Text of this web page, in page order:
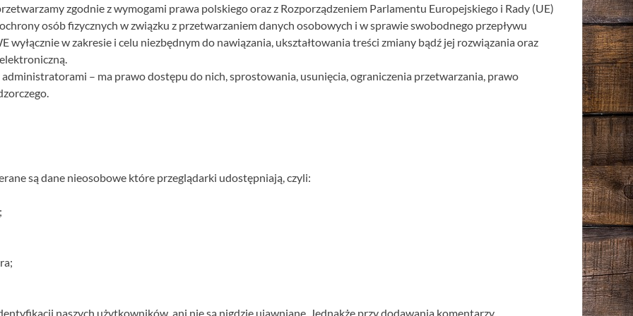
zgodnie z wymogami prawa polskiego oraz z Rozporządzeniem Parlamentu Europejskiego i Rady (UE)
osób fizycznych w związku z przetwarzaniem danych osobowych i w sprawie swobodnego przepływu
w zakresie i celu niezbędnym do nawiązania, ukształtowania treści zmiany bądź jej rozwiązania oraz
– ma prawo dostępu do nich, sprostowania, usunięcia, ograniczenia przetwarzania, prawo
są dane nieosobowe które przeglądarki udostępniają, czyli:
naszych użytkowników, ani nie są nigdzie ujawniane. Jednakże przy dodawania komentarzy